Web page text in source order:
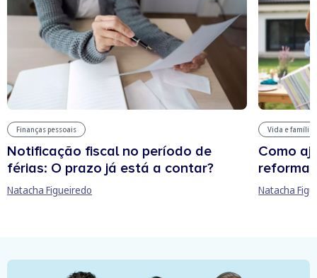
Finanças pessoais
Notificação fiscal no período de
férias: O prazo já está a contar?
Natacha Figueiredo
Vida e família
Como
reforma
Natacha